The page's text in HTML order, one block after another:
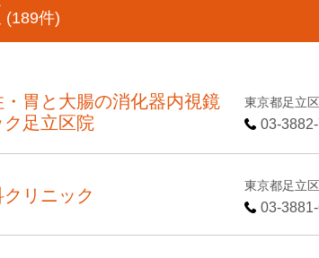
(189件)
胃と大腸の消化器内視鏡
ク足立区院
東京都足立
03-
リニック 東京都足立
03-